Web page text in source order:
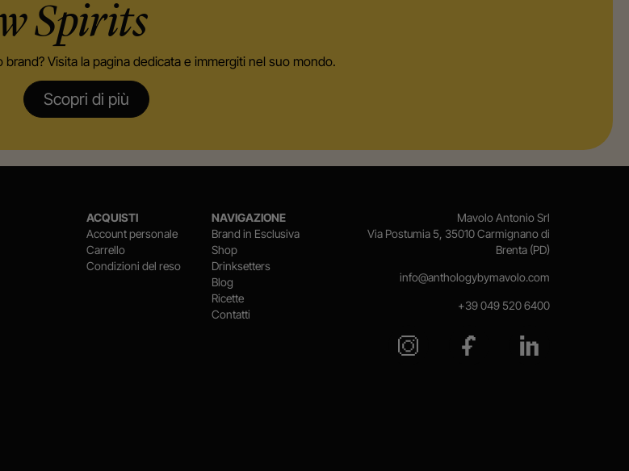
Visita la pagina dedicata e immergiti nel suo mondo.
Scopri di più
Spirits
ACQUISTI
Account personale
Carrello
Condizioni del reso
NAVIGAZIONE
Brand in Esclusiva
Shop
Drinksetters
Blog
Ricette
Contatti
Mavolo Antonio Srl
Via Postumia 5, 35010 Carmignano di
Brenta (PD)
info@anthologybymavolo.com
+39 049 520 6400